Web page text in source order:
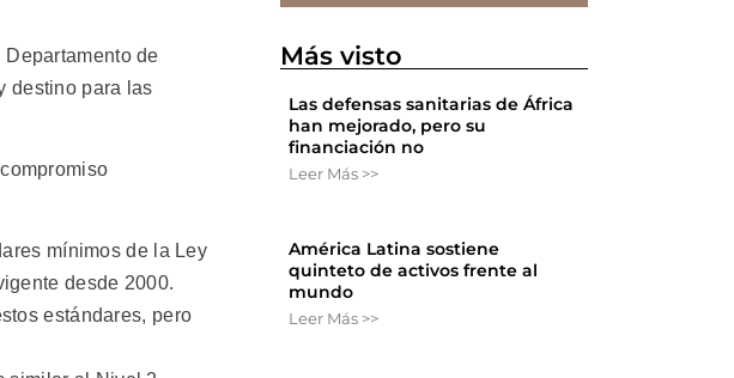
de
destino para las
mínimos de la Ley
desde 2000.
estándares, pero
Más visto
Las defensas sanitarias de África
han mejorado, pero su
financiación no
Leer Más >>
América Latina sostiene
quinteto de activos frente al
mundo
Leer Más >>